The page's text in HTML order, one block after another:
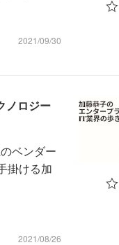
2021/09/30
ノロジー
ベンダー
掛ける加
2021/08/26